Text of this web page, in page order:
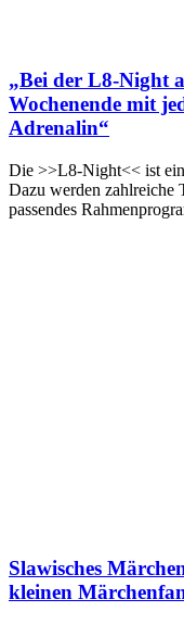
„Bei der L8-Night
Wochenende mit
Adrenalin“
Die >>L8-Night<< ist
Dazu werden zahlreiche
passendes
Slawisches
kleinen